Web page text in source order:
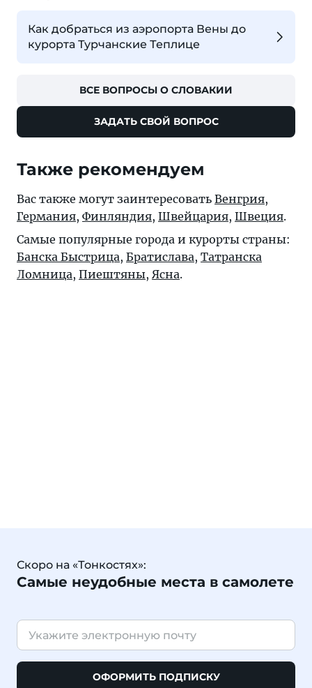
Как добраться из аэропорта Вены до
курорта Турчанские Теплице
ВСЕ ВОПРОСЫ О СЛОВАКИИ
ЗАДАТЬ СВОЙ ВОПРОС
Также рекомендуем
Вас также могут заинтересовать Венгрия,
Германия, Финляндия, Швейцария, Швеция.
Самые популярные города и курорты страны:
Банска Быстрица, Братислава, Татранска
Ломница, Пиештяны, Ясна.
Скоро на «Тонкостях»:
Самые неудобные места в самолете
ОФОРМИТЬ ПОДПИСКУ